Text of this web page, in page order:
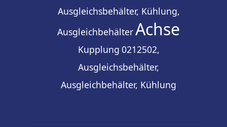
Ausgleichsbehälter, Kühlung,
AusgleichbehälterAchse
Kupplung 0212502,
Ausgleichsbehälter,
Ausgleichbehälter, Kühlung